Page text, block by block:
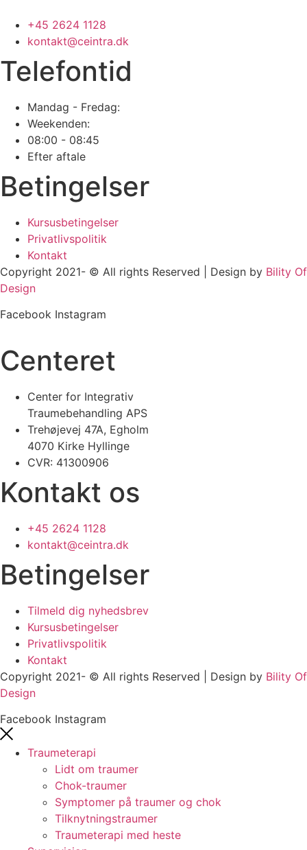
+45 2624 1128
kontakt@ceintra.dk
Telefontid
Mandag - Fredag:
Weekenden:
08:00 - 08:45
Efter aftale
Betingelser
Kursusbetingelser
Privatlivspolitik
Kontakt
Copyright 2021- © All rights Reserved | Design by Bility Of
Design
Facebook Instagram
Centeret
Center for Integrativ
Traumebehandling APS
Trehøjevej 47A, Egholm
4070 Kirke Hyllinge
CVR: 41300906
Kontakt os
+45 2624 1128
kontakt@ceintra.dk
Betingelser
Tilmeld dig nyhedsbrev
Kursusbetingelser
Privatlivspolitik
Kontakt
Copyright 2021- © All rights Reserved | Design by Bility Of
Design
Facebook Instagram
Traumeterapi
Lidt om traumer
Chok-traumer
Symptomer på traumer og chok
Tilknytningstraumer
Traumeterapi med heste